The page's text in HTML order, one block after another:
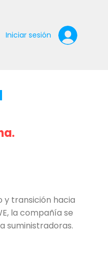
Iniciar sesión
y transición hacia
la compañía se
suministradoras.